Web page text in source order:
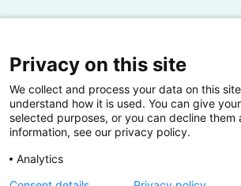
Lectoren en onderzoekers
Bedrijven
Hogescholen
Privacy on this site
We collect and process your data on this
understand how it is used. You can give
selected purposes, or you can decline them
information, see our privacy policy.
Analytics